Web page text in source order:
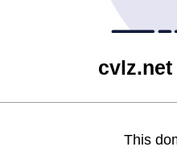
This